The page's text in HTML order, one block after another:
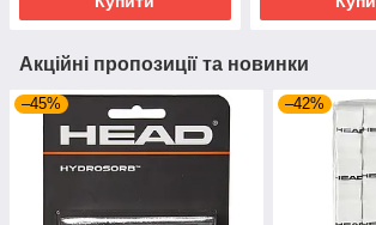
Акційні пропозиції та новинки
–45% –42%